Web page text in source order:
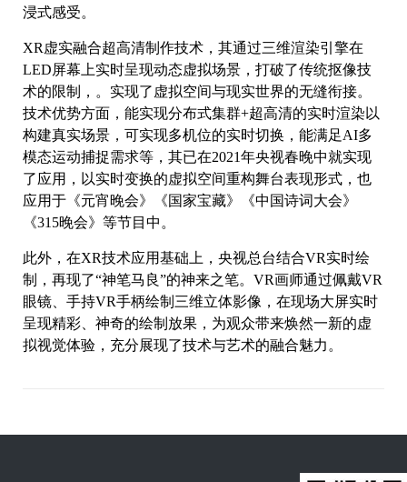
浸式感受。
XR虚实融合超高清制作技术，其通过三维渲染引擎在
LED屏幕上实时呈现动态虚拟场景，打破了传统抠像技
术的限制，。实现了虚拟空间与现实世界的无缝衔接。
技术优势方面，能实现分布式集群+超高清的实时渲染以
构建真实场景，可实现多机位的实时切换，能满足AI多
模态运动捕捉需求等，其已在2021年央视春晚中就实现
了应用，以实时变换的虚拟空间重构舞台表现形式，也
应用于《元宵晚会》《国家宝藏》《中国诗词大会》
《315晚会》等节目中。
此外，在XR技术应用基础上，央视总台结合VR实时绘
制，再现了“神笔马良”的神来之笔。VR画师通过佩戴VR
眼镜、手持VR手柄绘制三维立体影像，在现场大屏实时
呈现精彩、神奇的绘制放果，为观众带来焕然一新的虚
拟视觉体验，充分展现了技术与艺术的融合魅力。